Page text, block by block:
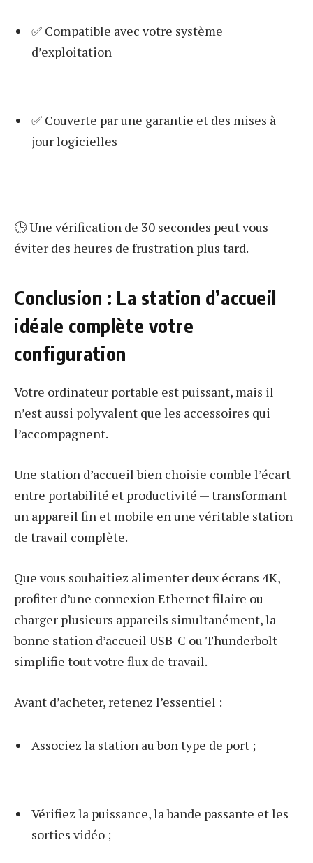
✅ Compatible avec votre système
d’exploitation
✅ Couverte par une garantie et des mises à
jour logicielles
🕒 Une vérification de 30 secondes peut vous
éviter des heures de frustration plus tard.
Conclusion : La station d’accueil
idéale complète votre
configuration
Votre ordinateur portable est puissant, mais il
n’est aussi polyvalent que les accessoires qui
l’accompagnent.
Une station d’accueil bien choisie comble l’écart
entre portabilité et productivité — transformant
un appareil fin et mobile en une véritable station
de travail complète.
Que vous souhaitiez alimenter deux écrans 4K,
profiter d’une connexion Ethernet filaire ou
charger plusieurs appareils simultanément, la
bonne station d’accueil USB-C ou Thunderbolt
simplifie tout votre flux de travail.
Avant d’acheter, retenez l’essentiel :
Associez la station au bon type de port ;
Vérifiez la puissance, la bande passante et les
sorties vidéo ;